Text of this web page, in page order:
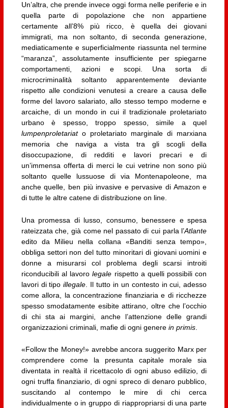
Un’altra, che prende invece oggi forma nelle periferie e in
quella parte di popolazione che non appartiene
certamente all’8% più ricco, è quella dei giovani
immigrati, ma non soltanto, di seconda generazione,
mediaticamente e superficialmente riassunta nel termine
“maranza”, assolutamente insufficiente per spiegarne
comportamenti, azioni e scopi. Una sorta di
microcriminalità soltanto apparentemente deviante
rispetto alle condizioni venutesi a creare a causa delle
forme del lavoro salariato, allo stesso tempo moderne e
arcaiche, di un mondo in cui il tradizionale proletariato
urbano è spesso, troppo spesso, simile a quel
lumpenproletariato proletariato marginale di marxiana
memoria che naviga a vista tra gli scogli della
disoccupazione, di redditi e lavori precari e di
un’immensa offerta di merci le cui vetrine non sono più
soltanto quelle lussuose di via Montenapoleone, ma
anche quelle, ben più invasive e pervasive di Amazon e
di tutte le altre catene di distribuzione on line.
Una promessa di lusso, consumo, benessere e spesa
rateizzata che, già come nel passato di cui parla l’Atlante
edito da Milieu nella collana «Banditi senza tempo»,
obbliga settori non del tutto minoritari di giovani uomini e
donne a misurarsi col problema degli scarsi introiti
riconducibili al lavorolegale rispetto a quelli possibili con
lavori di tipoillegale . Il tutto in un contesto in cui, adesso
come allora, la concentrazione finanziaria e di ricchezze
spesso smodatamente esibite attirano, oltre che l’occhio
di chi sta ai margini, anche l’attenzione delle grandi
organizzazioni criminali, mafie di ogni genere in primis.
«Follow the Money!» avrebbe ancora suggerito Marx per
comprendere come la presunta capitale morale sia
diventata in realtà il ricettacolo di ogni abuso edilizio, di
ogni truffa finanziario, di ogni spreco di denaro pubblico,
suscitando al contempo le mire di chi cerca
individualmente o in gruppo di riappropriarsi di una parte